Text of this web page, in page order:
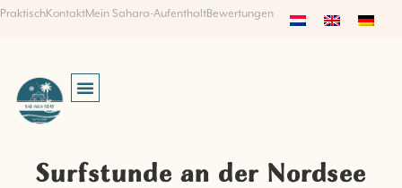
PraktischKontaktMein Sahara-AufenthaltBewertungen
Surfstunde an der Nordsee